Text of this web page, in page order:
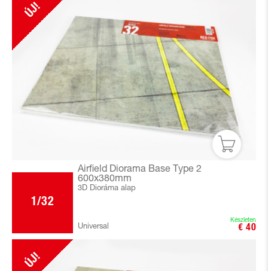
ÚJ!
1/32
Airfield Diorama Base Type 2
600x380mm
3D Dioráma alap
Universal
Készleten
€ 40
ÚJ!